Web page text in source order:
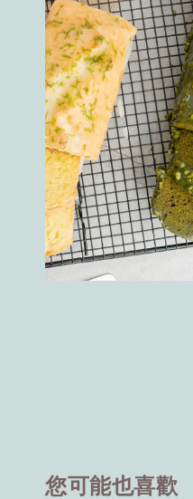
您可能也喜歡